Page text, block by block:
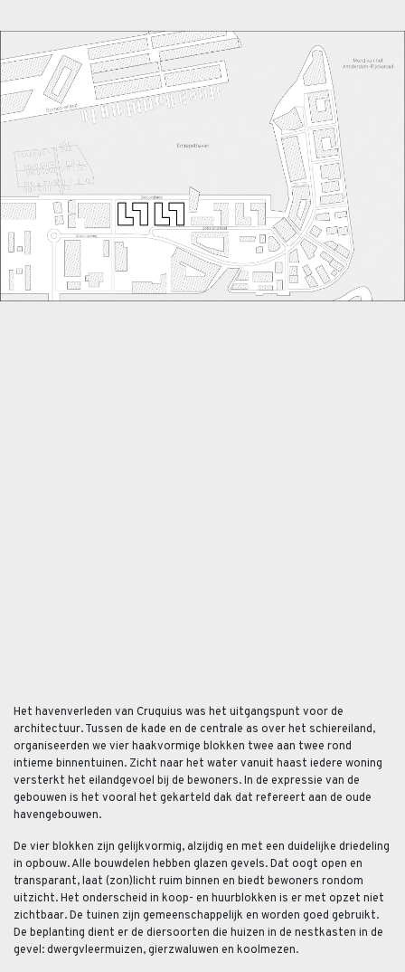
Het havenverleden van Cruquius was het uitgangspunt voor de
architectuur. Tussen de kade en de centrale as over het schiereiland,
organiseerden we vier haakvormige blokken twee aan twee rond
intieme binnentuinen. Zicht naar het water vanuit haast iedere woning
versterkt het eilandgevoel bij de bewoners. In de expressie van de
gebouwen is het vooral het gekarteld dak dat refereert aan de oude
havengebouwen.
De vier blokken zijn gelijkvormig, alzijdig en met een duidelijke driedeling
in opbouw. Alle bouwdelen hebben glazen gevels. Dat oogt open en
transparant, laat (zon)licht ruim binnen en biedt bewoners rondom
uitzicht. Het onderscheid in koop- en huurblokken is er met opzet niet
zichtbaar. De tuinen zijn gemeenschappelijk en worden goed gebruikt.
De beplanting dient er de diersoorten die huizen in de nestkasten in de
gevel: dwergvleermuizen, gierzwaluwen en koolmezen.